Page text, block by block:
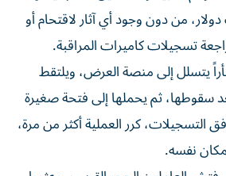
بنحو 12 ألف دولار، من دون وجود أي آثار لاقتحام أو
تسجيلات كاميرات المراقبة.
يتسلل إلى منصة العرض، ويلتقط
سقوطها، ثم يحملها إلى فتحة صغيرة
التسجيلات، كرر العملية أكثر من مرة،
نفسه.